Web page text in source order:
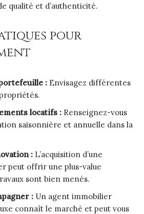
qualité et d’authenticité.
pour
: Envisagez différentes
locatifs : Renseignez-vous
saisonnière et annuelle dans la
: L’acquisition d’une
peut offrir une plus-value
sont bien menés.
: Un agent immobilier
connaît le marché et peut vous